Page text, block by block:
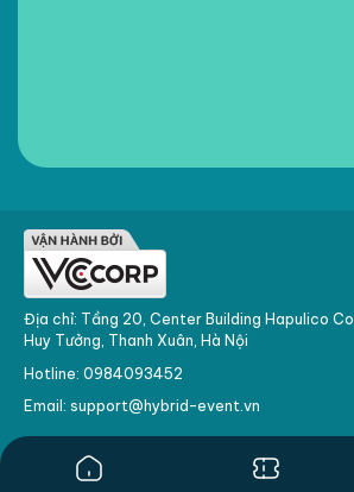
Home Ticket
Địa chỉ: Tầng 20, Center Building Hapulico
Huy Tưởng, Thanh Xuân, Hà Nội
Hotline: 0984093452
Email: support@hybrid-event.vn